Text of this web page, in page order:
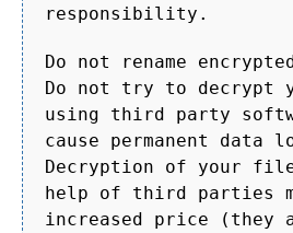
responsibility.
Do not rename
Do not try to decrypt
using third party
cause permanent data
Decryption of your
help of third parties
increased price (they